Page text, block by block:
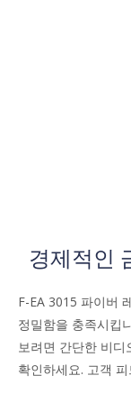
경제적인
F-EA 3015 파이버
정밀함을 충족시킵
보려면 간단한 비디
확인하세요. 고객